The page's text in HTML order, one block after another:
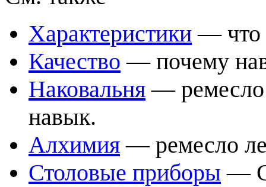
Характеристики — что
Качество — почему
Наковальня — ремесло
навык.
Алхимия — ремесло
Столовые приборы —